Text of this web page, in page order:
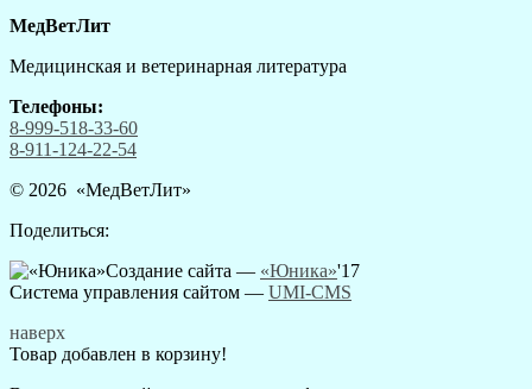
МедВетЛит
Медицинская и ветеринарная литература
Телефоны:
8-999-518-33-60
8-911-124-22-54
© 2026 «МедВетЛит»
Поделиться:
Создание сайта — «Юника»'17
Система управления сайтом — UMI-CMS
наверх
Товар добавлен в корзину!